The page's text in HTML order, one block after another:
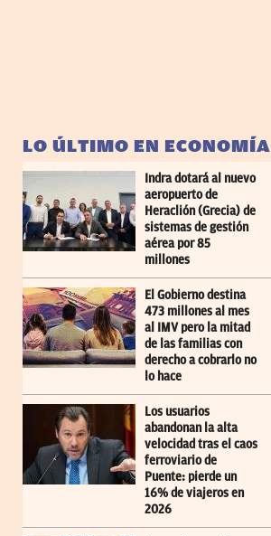
LO ÚLTIMO EN ECONOMÍA
Indra dotará al nuevo
aeropuerto de
Heraclión (Grecia) de
sistemas de gestión
aérea por 85
millones
El Gobierno destina
473 millones al mes
al IMV pero la mitad
de las familias con
derecho a cobrarlo no
lo hace
Los usuarios
abandonan la alta
velocidad tras el caos
ferroviario de
Puente: pierde un
16% de viajeros en
2026